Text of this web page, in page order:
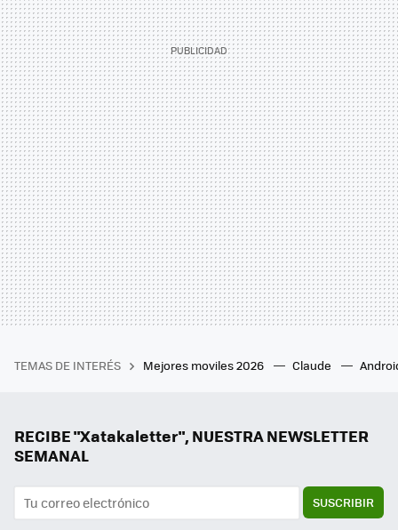
TEMAS DE INTERÉS Mejores moviles 2026 Claude
RECIBE "Xatakaletter", NUESTRA NEWSLETTER
SEMANAL
SUSCRIBIR